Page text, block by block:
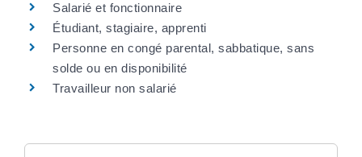
Salarié et fonctionnaire
Étudiant, stagiaire, apprenti
Personne en congé parental, sabbatique, sans
solde ou en disponibilité
Travailleur non salarié